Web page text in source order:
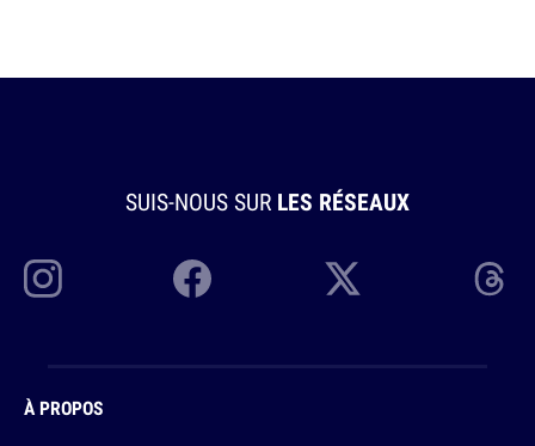
SUIS-NOUS SUR LES RÉSEAUX
À PROPOS